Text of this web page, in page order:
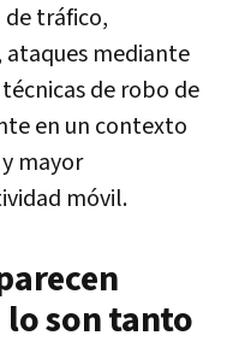
tráfico,
mediante
de robo de
en un contexto
mayor
móvil.
son tanto